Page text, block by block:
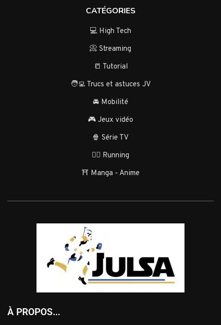
CATÉGORIES
💻 High Tech
📀 Streaming
📒 Tutorial
🧑‍💻 Trucs et astuces JV
🚘 Mobilité
🎮 Jeux vidéo
🍿 Série TV
🏃‍♂️ Running
⛩️ Manga - Anime
À PROPOS...